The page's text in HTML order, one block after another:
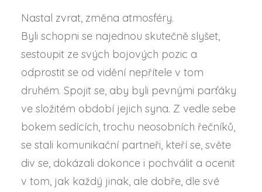
Nastal zvrat, změna atmosféry.
Byli schopni se najednou skutečně slyšet,
sestoupit ze svých bojových pozic a
odprostit se od vidění nepřítele v tom
druhém. Spojit se, aby byli pevnými parťáky
ve složitém období jejich syna. Z vedle sebe
bokem sedících, trochu neosobních řečníků,
se stali komunikační partneři, kteří se, světe
div se, dokázali dokonce i pochválit a ocenit
v tom, jak každý jinak, ale dobře, dle své